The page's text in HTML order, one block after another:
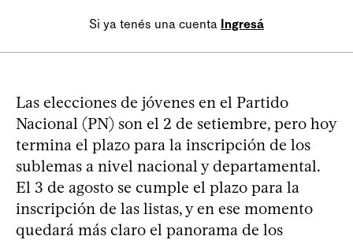
Si ya tenés una cuenta Ingresá
Las elecciones de jóvenes en el Partido
Nacional (PN) son el 2 de setiembre, pero hoy
termina el plazo para la inscripción de los
sublemas a nivel nacional y departamental.
El 3 de agosto se cumple el plazo para la
inscripción de las listas, y en ese momento
quedará más claro el panorama de los